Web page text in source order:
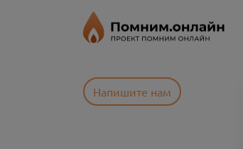
Напишите нам